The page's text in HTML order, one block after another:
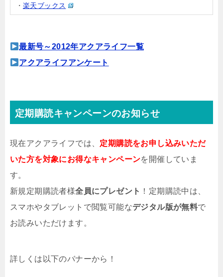
・ 楽天ブックス
最新号～2012年アクアライフ一覧
アクアライフアンケート
定期購読キャンペーンのお知らせ
現在アクアライフでは、 定期購読をお申し込みいただ
いた方を対象にお得なキャンペーンを開催していま
す。
新規定期購読者様全員にプレゼント ！定期購読中は、
スマホやタブレットで閲覧可能なデジタル版が無料で
お読みいただけます。
詳しくは以下のバナーから！